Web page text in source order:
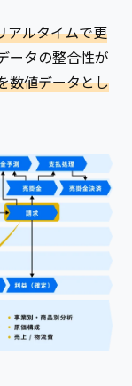
アルタイムで更
ータの整合性が
数値データとし